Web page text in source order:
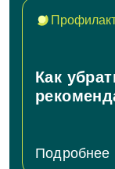
Как
Подробнее